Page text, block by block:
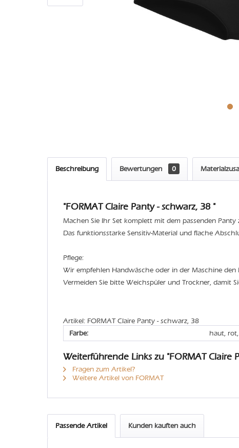
Beschreibung Bewertungen 0
"FORMAT Claire Panty - schwarz, 38 "
Machen Sie Ihr Set komplett mit dem passenden Panty
Das funktionsstarke Sensitiv-Material und flache
Pflege:
Wir empfehlen Handwäsche oder in der Maschine den
Vermeiden Sie bitte Weichspüler und Trockner, damit
Artikel: FORMAT Claire Panty - schwarz, 38
Farbe:
haut,
Weiterführende Links zu "FORMAT Claire
Fragen zum Artikel?
Weitere Artikel von FORMAT
Passende Artikel Kunden kauften auch